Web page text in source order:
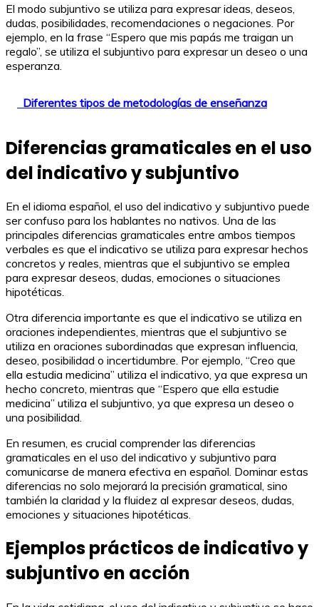
El modo subjuntivo se utiliza para expresar ideas, deseos,
dudas, posibilidades, recomendaciones o negaciones. Por
ejemplo, en la frase “Espero que mis papás me traigan un
regalo”, se utiliza el subjuntivo para expresar un deseo o una
esperanza.
Diferentes tipos de metodologías de enseñanza
Diferencias gramaticales en el uso
del indicativo y subjuntivo
En el idioma español, el uso del indicativo y subjuntivo puede
ser confuso para los hablantes no nativos. Una de las
principales diferencias gramaticales entre ambos tiempos
verbales es que el indicativo se utiliza para expresar hechos
concretos y reales, mientras que el subjuntivo se emplea
para expresar deseos, dudas, emociones o situaciones
hipotéticas.
Otra diferencia importante es que el indicativo se utiliza en
oraciones independientes, mientras que el subjuntivo se
utiliza en oraciones subordinadas que expresan influencia,
deseo, posibilidad o incertidumbre. Por ejemplo, “Creo que
ella estudia medicina” utiliza el indicativo, ya que expresa un
hecho concreto, mientras que “Espero que ella estudie
medicina” utiliza el subjuntivo, ya que expresa un deseo o
una posibilidad.
En resumen, es crucial comprender las diferencias
gramaticales en el uso del indicativo y subjuntivo para
comunicarse de manera efectiva en español. Dominar estas
diferencias no solo mejorará la precisión gramatical, sino
también la claridad y la fluidez al expresar deseos, dudas,
emociones y situaciones hipotéticas.
Ejemplos prácticos de indicativo y
subjuntivo en acción